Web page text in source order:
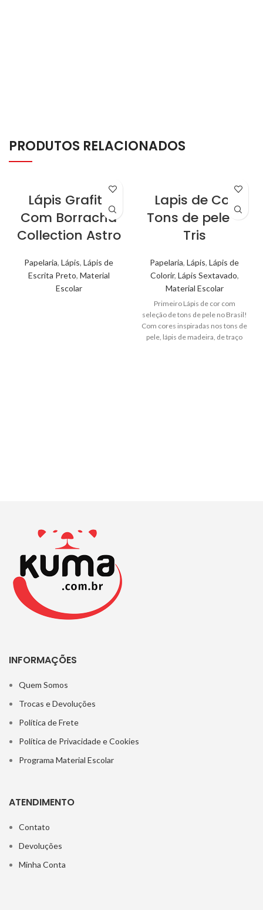
PRODUTOS RELACIONADOS
Lápis Grafite
Com Borracha
Collection Astro
Papelaria, Lápis, Lápis de
Escrita Preto, Material
Escolar
Lapis de Cor
Tons de pele –
Tris
Papelaria, Lápis, Lápis de
Colorir, Lápis Sextavado,
Material Escolar
Primeiro Lápis de cor com
seleção de tons de pele no Brasil!
Com cores inspiradas nos tons de
pele, lápis de madeira, de traço
INFORMAÇÕES
Quem Somos
Trocas e Devoluções
Política de Frete
Política de Privacidade e Cookies
Programa Material Escolar
ATENDIMENTO
Contato
Devoluções
Minha Conta